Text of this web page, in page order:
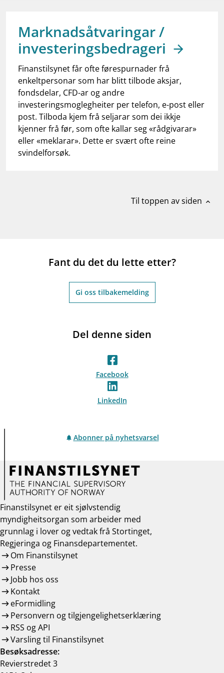
dashboardInformasjon for investorer
notifications_noneAbonner på nyhetsvarsel
Marknadsåtvaringar /
investeringsbedrageri
Finanstilsynet får ofte førespurnader frå
enkeltpersonar som har blitt tilbode aksjar,
fondsdelar, CFD-ar og andre
investeringsmoglegheiter per telefon, e-post eller
post. Tilboda kjem frå seljarar som dei ikkje
kjenner frå før, som ofte kallar seg «rådgivarar»
eller «meklarar». Dette er svært ofte reine
svindelforsøk.
Til toppen av siden expand_less
Fant du det du lette etter?
Gi oss tilbakemelding
Del denne siden
Facebook
LinkedIn
Abonner på nyhetsvarsel
Finanstilsynet er eit sjølvstendig
myndigheitsorgan som arbeider med
grunnlag i lover og vedtak frå Stortinget,
Regjeringa og Finansdepartementet.
Om Finanstilsynet
Presse
Jobb hos oss
Kontakt
eFormidling
Personvern og tilgjengelighetserklæring
RSS og API
Varsling til Finanstilsynet
Besøksadresse:
Revierstredet 3